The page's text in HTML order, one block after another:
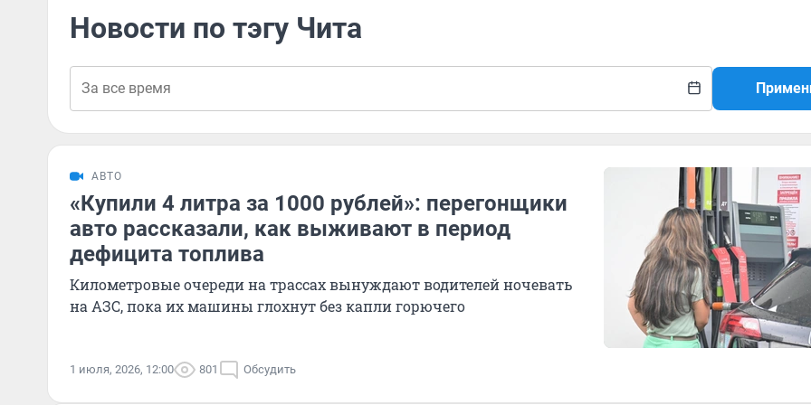
Новости по тэгу Чита
АВТО
«Купили 4 литра за 1000 рублей»: перегонщики
авто рассказали, как выживают в период
дефицита топлива
Километровые очереди на трассах вынуждают водителей ночевать
на АЗС, пока их машины глохнут без капли горючего
1 июля, 2026, 12:00 801 Обсудить